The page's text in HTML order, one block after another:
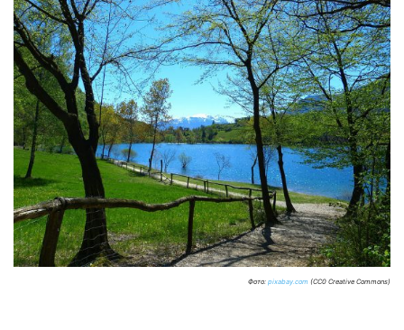
Фото: pixabay.com (CC0 Creative Commons)